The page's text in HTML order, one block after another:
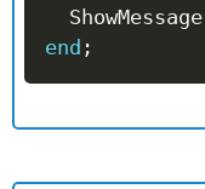
  ShowMessage
end ;